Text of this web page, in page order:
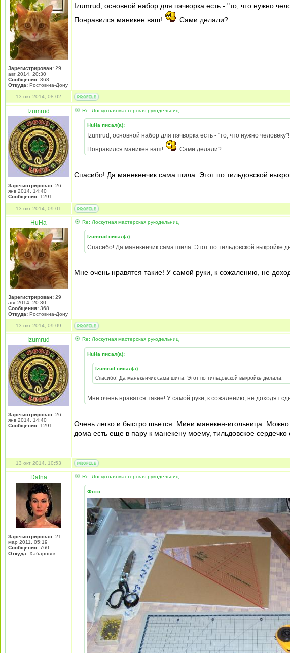
Зарегистрирован: 29
авг 2014, 20:30
Сообщения: 368
Откуда: Ростов-на-Дону
Izumrud, основной набор для пэчворка есть - "то, что нужно
Понравился маникен ваш!
Сами делали?
13 окт 2014, 08:02
Izumrud
Зарегистрирован: 26
янв 2014, 14:40
Сообщения: 1291
Re: Лоскутная мастерская рукодельниц
HuHa писал(а):
Izumrud, основной набор для пэчворка есть - "то, что нужно человеку"!
Понравился маникен ваш!
Сами делали?
Спасибо! Да манекенчик сама шила. Этот по тильдовской
13 окт 2014, 09:01
HuHa
Зарегистрирован: 29
авг 2014, 20:30
Сообщения: 368
Откуда: Ростов-на-Дону
Re: Лоскутная мастерская рукодельниц
Izumrud писал(а):
Спасибо! Да манекенчик сама шила. Этот по тильдовской выкройке
Мне очень нравятся такие! У самой руки, к сожалению, не
13 окт 2014, 09:09
Izumrud
Зарегистрирован: 26
янв 2014, 14:40
Сообщения: 1291
Re: Лоскутная мастерская рукодельниц
HuHa писал(а):
Izumrud писал(а):
Спасибо! Да манекенчик сама шила. Этот по тильдовской выкройке делала.
Мне очень нравятся такие! У самой руки, к сожалению, не доходят
Очень легко и быстро шьется. Мини манекен-игольница. Можно
дома есть еще в пару к манекену моему, тильдовское
13 окт 2014, 10:53
Dalna
Зарегистрирован: 21
мар 2011, 05:19
Сообщения: 760
Откуда: Хабаровск
Re: Лоскутная мастерская рукодельниц
Фото: